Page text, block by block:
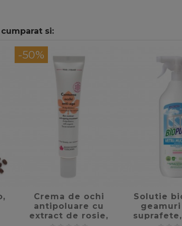
si:
-50%
Crema de ochi
antipoluare cu
extract de rosie,
Solutie